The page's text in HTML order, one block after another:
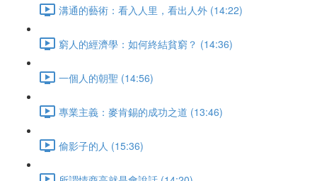
溝通的藝術：看入人里，看出人外 (14:22)
窮人的經濟學：如何終結貧窮？ (14:36)
一個人的朝聖 (14:56)
專業主義：麥肯錫的成功之道 (13:46)
偷影子的人 (15:36)